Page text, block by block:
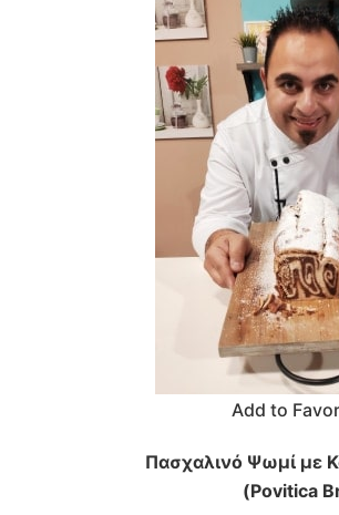
Add to
Πασχαλινό Ψωμί με
(Povitica